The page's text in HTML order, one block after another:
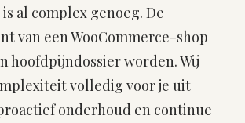
al complex genoeg. De
van een WooCommerce-shop
hoofdpijndossier worden. Wij
volledig voor je uit
onderhoud en continue